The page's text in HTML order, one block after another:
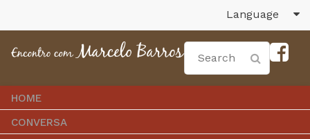
Language
HOME
CONVERSA